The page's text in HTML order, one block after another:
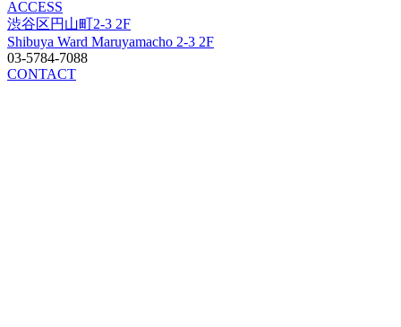
ACCESS
渋谷区円山町2-3 2F
Shibuya Ward Maruyamacho 2-3 2F
03-5784-7088
CONTACT